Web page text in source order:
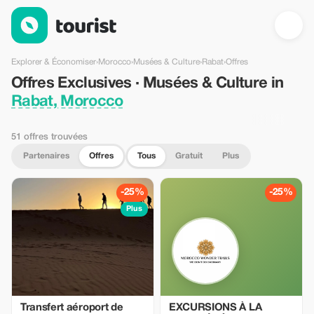
Offres Exclusives · Musées & Culture in Rabat, Morocco —
Explorer & Économiser›Morocco›Musées & Culture›Rabat›Offres
Offres Exclusives · Musées & Culture in
Rabat, Morocco
51 offres trouvées
Partenaires Offres Tous Gratuit Plus
-25%
Plus
Transfert aéroport de
-25%
EXCURSIONS À LA